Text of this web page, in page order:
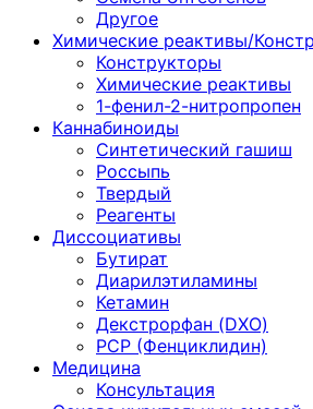
Другое
Химические реактивы/
Конструкторы
Химические реактивы
1-фенил-2-нитропропен
Каннабиноиды
Синтетический гашиш
Россыпь
Твердый
Реагенты
Диссоциативы
Бутират
Диарилэтиламины
Кетамин
Декстрорфан (DXO)
PCP (Фенциклидин)
Медицина
Консультация